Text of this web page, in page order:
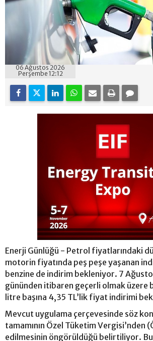
06 Ağustos 2026
Perşembe 12:12
Enerji Günlüğü - Petrol fiyatlarındaki
motorin fiyatında peş peşe yaşanan
benzine de indirim bekleniyor. 7
gününden itibaren geçerli olmak üzere
litre başına 4,35 TL’lik fiyat indirimi
Mevcut uygulama çerçevesinde söz
tamamının Özel Tüketim Vergisi’nden
edilmesinin öngörüldüğü belirtiliyor.